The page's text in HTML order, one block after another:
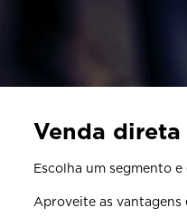
Venda direta
Escolha um segmento
Aproveite as vantagens